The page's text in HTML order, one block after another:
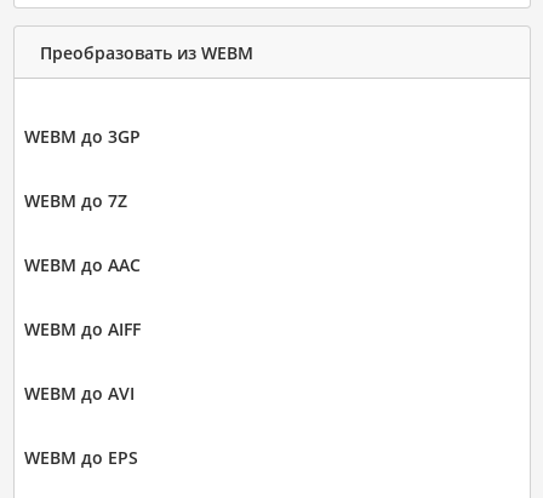
Преобразовать из WEBM
WEBM до 3GP
WEBM до 7Z
WEBM до AAC
WEBM до AIFF
WEBM до AVI
WEBM до EPS